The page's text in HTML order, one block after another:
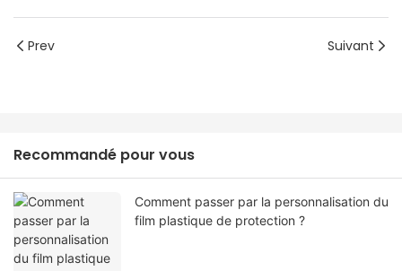
Prev Suivant
Recommandé pour vous
Comment passer par la personnalisation du
film plastique de protection ?